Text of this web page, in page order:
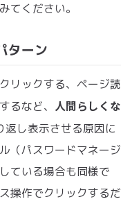
てください。
ターン
リックする、ページ読
るなど、 人間らしくな
返し表示させる原因に
（パスワードマネージ
ている場合も同様で
操作でクリックするだ